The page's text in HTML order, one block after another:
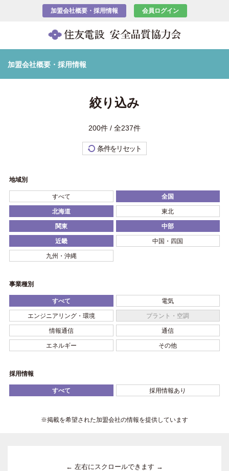
加盟会社概要・採用情報 会員ログイン
加盟会社概要・採用情報
絞り込み
200件 / 全237件
条件をリセット
地域別
すべて 全国
北海道 東北
関東 中部
近畿 中国・四国
九州・沖縄
事業種別
すべて 電気
エンジニアリング・環境 プラント・空調
情報通信 通信
エネルギー その他
採用情報
すべて 採用情報あり
※掲載を希望された加盟会社の情報を提供しています
← 左右にスクロールできます →